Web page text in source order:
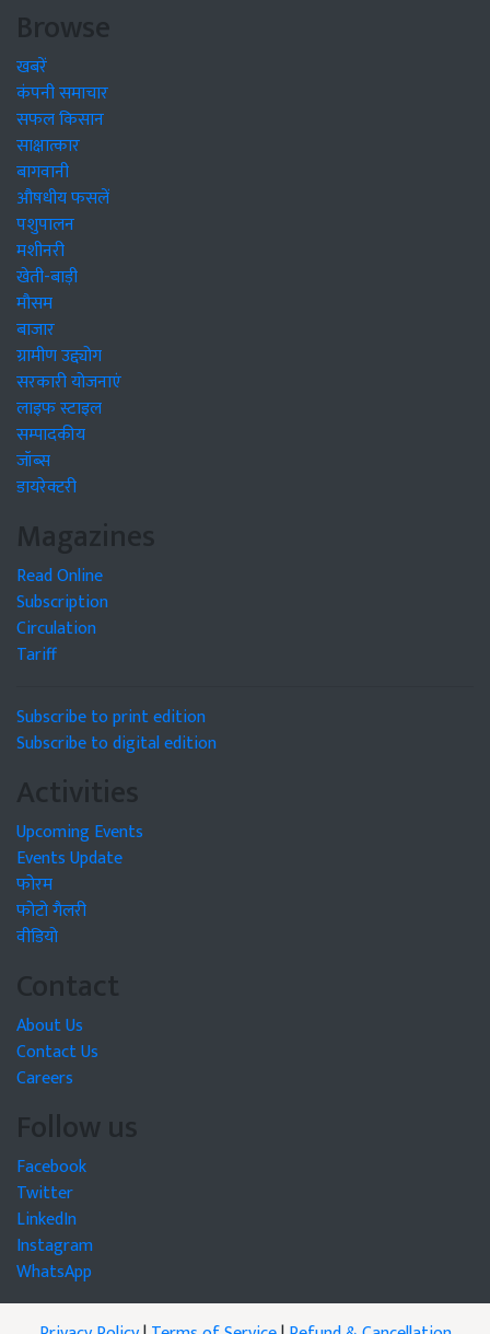
Browse
खबरें
कंपनी समाचार
सफल किसान
साक्षात्कार
बागवानी
औषधीय फसलें
पशुपालन
मशीनरी
खेती-बाड़ी
मौसम
बाजार
ग्रामीण उद्द्योग
सरकारी योजनाएं
लाइफ स्टाइल
सम्पादकीय
जॉब्स
डायरेक्टरी
Magazines
Read Online
Subscription
Circulation
Tariff
Subscribe to print edition
Subscribe to digital edition
Activities
Upcoming Events
Events Update
फोरम
फोटो गैलरी
वीडियो
Contact
About Us
Contact Us
Careers
Follow us
Facebook
Twitter
LinkedIn
Instagram
WhatsApp